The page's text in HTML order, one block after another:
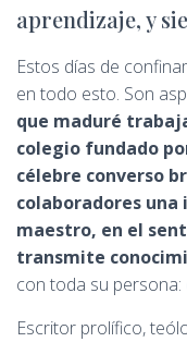
aprendizaje, y
Estos días de
en todo esto. Son
que maduré
colegio fundado
célebre converso
colaboradores
maestro, en el
transmite
con toda su persona:
Escritor prolífico,